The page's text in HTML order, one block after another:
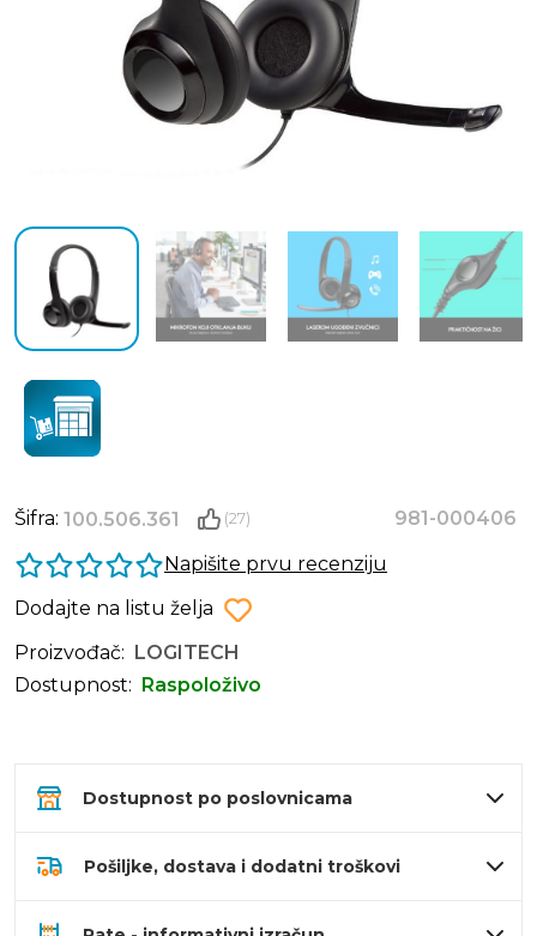
Šifra: 100.506.361 (27)
981-000406
Napišite prvu recenziju
Dodajte na listu želja
Proizvođač:
LOGITECH
Dostupnost:
Raspoloživo
Dostupnost po poslovnicama
Pošiljke, dostava i dodatni troškovi